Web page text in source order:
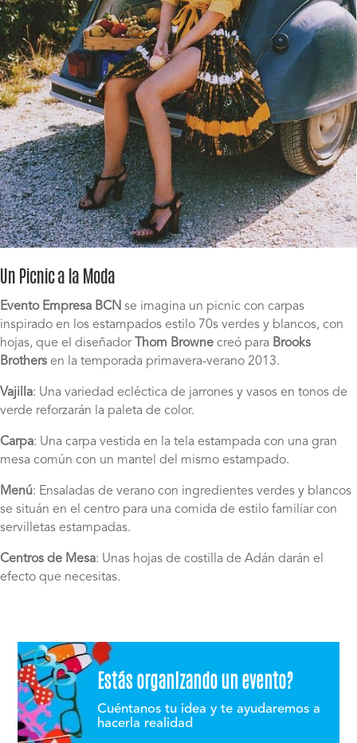
Un Picnic a la Moda
Evento Empresa BCN se imagina un picnic con carpas
inspirado en los estampados estilo 70s verdes y blancos, con
hojas, que el diseñador
Thom Browne creó para Brooks
Brothers en la temporada primavera-verano 2013.
Vajilla: Una variedad ecléctica de jarrones y vasos en tonos de
verde reforzarán la paleta de color.
Carpa: Una carpa vestida en la tela estampada con una gran
mesa común con un mantel del mismo estampado.
Menú: Ensaladas de verano con ingredientes verdes y blancos
se situán en el centro para una comida de estilo familiar con
servilletas estampadas.
Centros de Mesa: Unas hojas de costilla de Adán darán el
efecto que necesitas.
Estás organizando un evento?
Cuéntanos tu idea y te ayudaremos a
hacerla realidad